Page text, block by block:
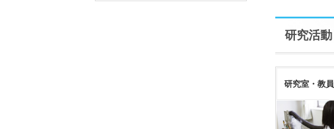
研究活動
研究室・教員